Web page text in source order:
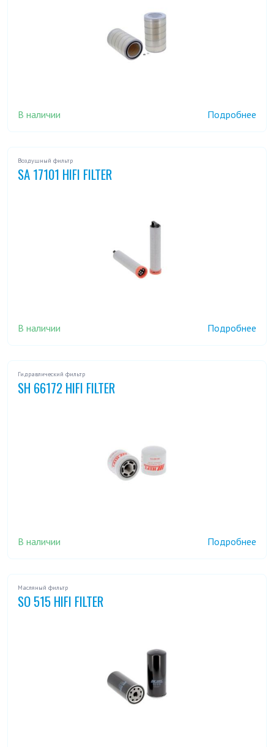
В наличии Подробнее
Воздушный фильтр
SA 17101 HIFI FILTER
В наличии Подробнее
Гидравлический фильтр
SH 66172 HIFI FILTER
В наличии Подробнее
Масляный фильтр
SO 515 HIFI FILTER